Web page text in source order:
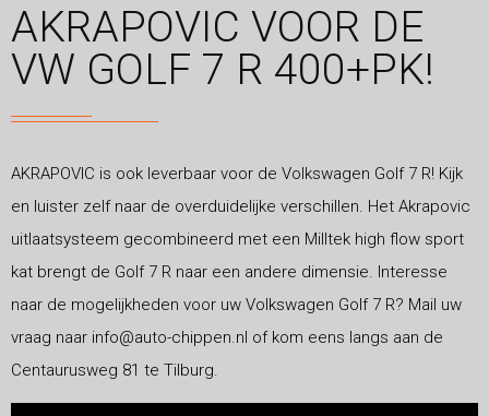
AKRAPOVIC VOOR DE
VW GOLF 7 R 400+PK!
AKRAPOVIC is ook leverbaar voor de Volkswagen Golf 7 R! Kijk
en luister zelf naar de overduidelijke verschillen. Het Akrapovic
uitlaatsysteem gecombineerd met een Milltek high flow sport
kat brengt de Golf 7 R naar een andere dimensie. Interesse
naar de mogelijkheden voor uw Volkswagen Golf 7 R? Mail uw
vraag naar info@auto-chippen.nl of kom eens langs aan de
Centaurusweg 81 te Tilburg.